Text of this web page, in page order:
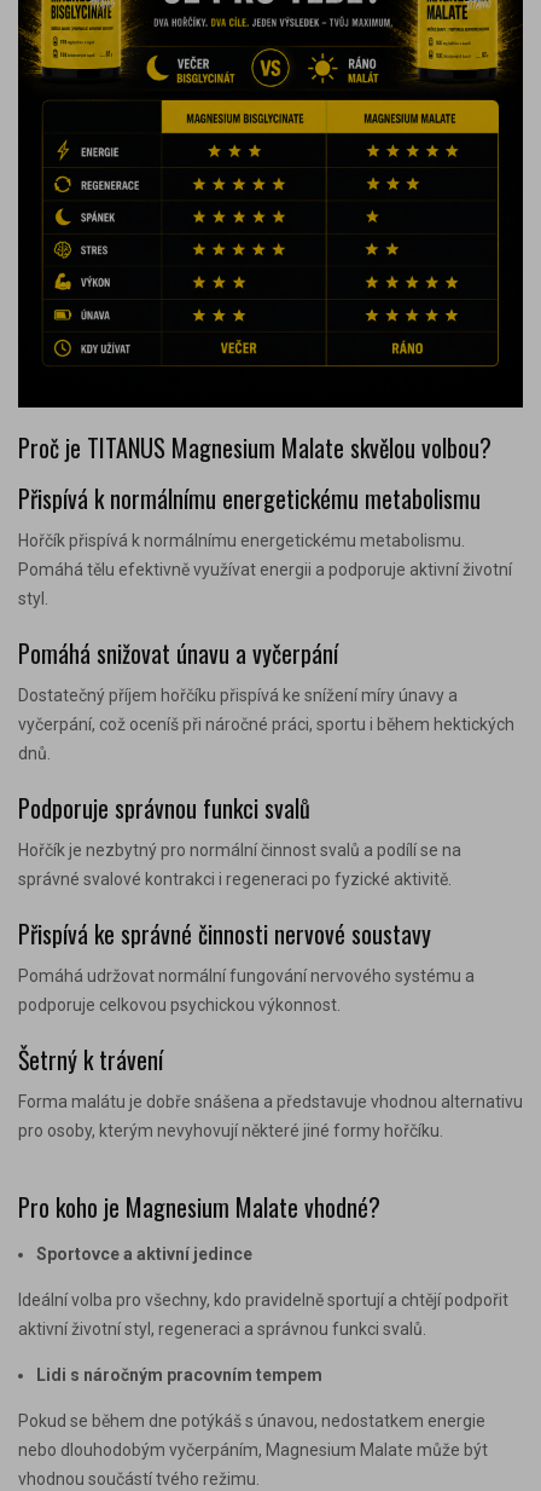
Proč je TITANUS Magnesium Malate skvělou volbou?
Přispívá k normálnímu energetickému metabolismu
Hořčík přispívá k normálnímu energetickému metabolismu.
Pomáhá tělu efektivně využívat energii a podporuje aktivní životní
styl.
Pomáhá snižovat únavu a vyčerpání
Dostatečný příjem hořčíku přispívá ke snížení míry únavy a
vyčerpání, což oceníš při náročné práci, sportu i během hektických
dnů.
Podporuje správnou funkci svalů
Hořčík je nezbytný pro normální činnost svalů a podílí se na
správné svalové kontrakci i regeneraci po fyzické aktivitě.
Přispívá ke správné činnosti nervové soustavy
Pomáhá udržovat normální fungování nervového systému a
podporuje celkovou psychickou výkonnost.
Šetrný k trávení
Forma malátu je dobře snášena a představuje vhodnou alternativu
pro osoby, kterým nevyhovují některé jiné formy hořčíku.
Pro koho je Magnesium Malate vhodné?
Sportovce a aktivní jedince
Ideální volba pro všechny, kdo pravidelně sportují a chtějí podpořit
aktivní životní styl, regeneraci a správnou funkci svalů.
Lidi s náročným pracovním tempem
Pokud se během dne potýkáš s únavou, nedostatkem energie
nebo dlouhodobým vyčerpáním, Magnesium Malate může být
vhodnou součástí tvého režimu.